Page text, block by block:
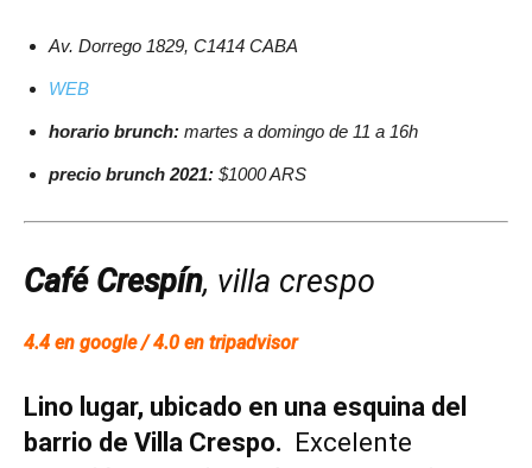
Av. Dorrego 1829, C1414 CABA
WEB
horario brunch: martes a domingo de 11 a 16h
precio brunch 2021: $1000 ARS
Café Crespín, villa crespo
4.4 en google / 4.0 en tripadvisor
Lino lugar, ubicado en una esquina del
barrio de Villa Crespo. Excelente